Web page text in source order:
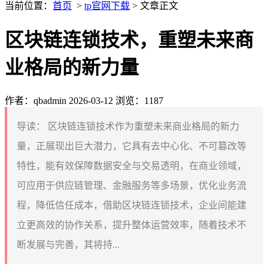
当前位置： 首页 > tp官网下载 > 文章正文
区块链连锁技术，重塑未来商
业格局的新力量
作者：qbadmin 2026-03-12 浏览：1187
导读：
区块链连锁技术作为重塑未来商业格局的新力
量，正展现出巨大潜力，它具有去中心化、不可篡改等
特性，能有效保障数据安全与交易透明，在商业领域，
可应用于供应链管理、金融服务等多场景，优化业务流
程，降低信任成本，借助区块链连锁技术，企业间能建
立更高效的协作关系，提升整体运营效率，随着技术不
断发展与完善，其将持...